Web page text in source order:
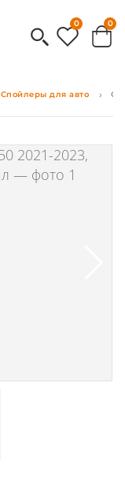
0 0
Спойлеры для авто